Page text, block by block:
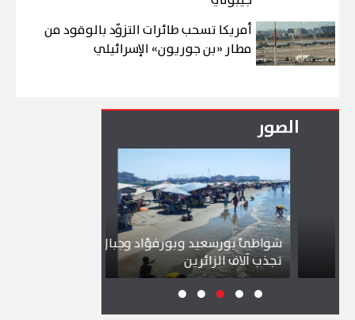
أمريكا تسحب طائرات التزوّد بالوقود من
مطار «بن جوريون» الإسرائيلي
الصور
شواطئ بورسعيد وبورفؤاد وجبال الملح
تجذب آلاف الزائرين